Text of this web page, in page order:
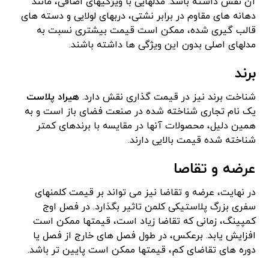
دهانه‌ های مقاوم در برابر نشتی، دربهای لولایی و دسته‌ های
قالب‌ گیری شده، ممکن است قیمت بیشتری نسبت به
مدلهای اصلی بدون این ویژگی‌ ها داشته باشند.
برند
شناخت برند نیز در قیمت گذاری نقش دارد. هیراد پلاست
یک نام تجاری شناخته شده در صنعت فضای باز است و به
همین دلیل، محصولات آنها در مقایسه با برندهای کمتر
شناخته شده قیمت بالایی دارند.
عرضه و تقاصا
در نهایت، عرضه و تقاضا نیز می تواند بر قیمت کلمنهای
سفری بزرگ پلاستیکی کلمن تاثیر بگذارد. در فصل اوج
کمپینگ، زمانی که تقاضا زیاد است، قیمتها ممکن است
افزایش یابد. برعکس، در طول فصل های خارج از فصل یا
دوره های تقاضای کم، قیمتها ممکن است پایین تر باشد.